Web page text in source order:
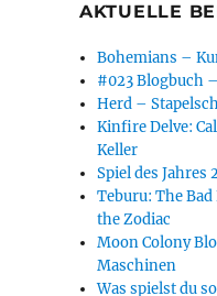
AKTUELLE
Bohemians –
#023 Blogbuch
Herd –
Kinfire Delve:
Keller
Spiel des Jahres
Teburu: The
the Zodiac
Moon Colony
Maschinen
Was spielst du